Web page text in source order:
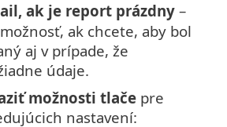
ak je report prázdny –
ak chcete, aby bol
aj v prípade, že
údaje.
možnosti tlače pre
nastavení: